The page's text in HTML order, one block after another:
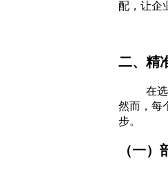
配，让企
二、精
在选择
然而，每
步。
（一